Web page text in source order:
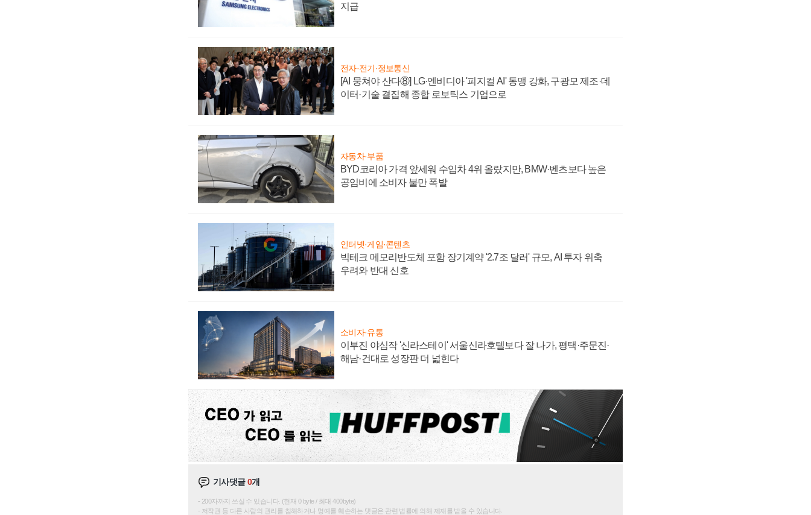
지급
전자·전기·정보통신
[AI 뭉쳐야 산다⑧] LG·엔비디아 '피지컬 AI' 동맹 강화, 구광모 제조·데
이터·기술 결집해 종합 로보틱스 기업으로
자동차·부품
BYD코리아 가격 앞세워 수입차 4위 올랐지만, BMW·벤츠보다 높은
공임비에 소비자 불만 폭발
인터넷·게임·콘텐츠
빅테크 메모리반도체 포함 장기계약 '2.7조 달러' 규모, AI 투자 위축
우려와 반대 신호
소비자·유통
이부진 야심작 '신라스테이' 서울신라호텔보다 잘 나가, 평택·주문진·
해남·건대로 성장판 더 넓힌다
기사댓글0개
200자까지 쓰실 수 있습니다. (현재 0 byte / 최대 400byte)
저작권 등 다른 사람의 권리를 침해하거나 명예를 훼손하는 댓글은 관련 법률에 의해 제재를 받을 수 있습니다.